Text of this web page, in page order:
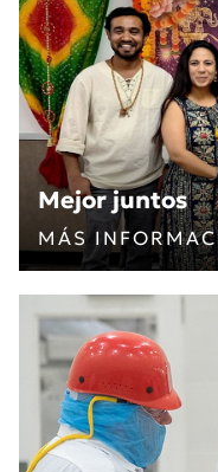
Mejor juntos
MÁS